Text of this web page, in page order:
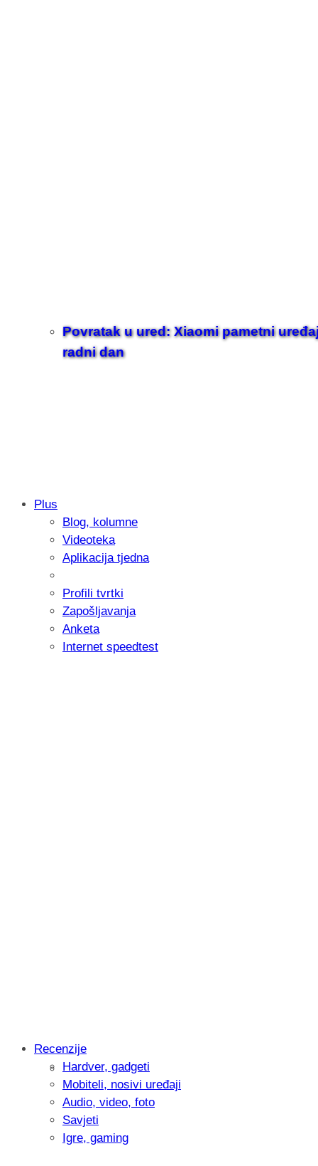
Povratak u ured: Xiaomi pametni
radni dan
Samsung otkrio kako je nastajala
donijelo tanje i izdržljivije preklopne
Plus
Blog, kolumne
Videoteka
Aplikacija tjedna
Profili tvrtki
Zapošljavanja
Anketa
Internet speedtest
Intervju: Goran Jović, fotograf -
Recenzije
Hardver, gadgeti
Mobiteli, nosivi uređaji
Audio, video, foto
Savjeti
Igre, gaming